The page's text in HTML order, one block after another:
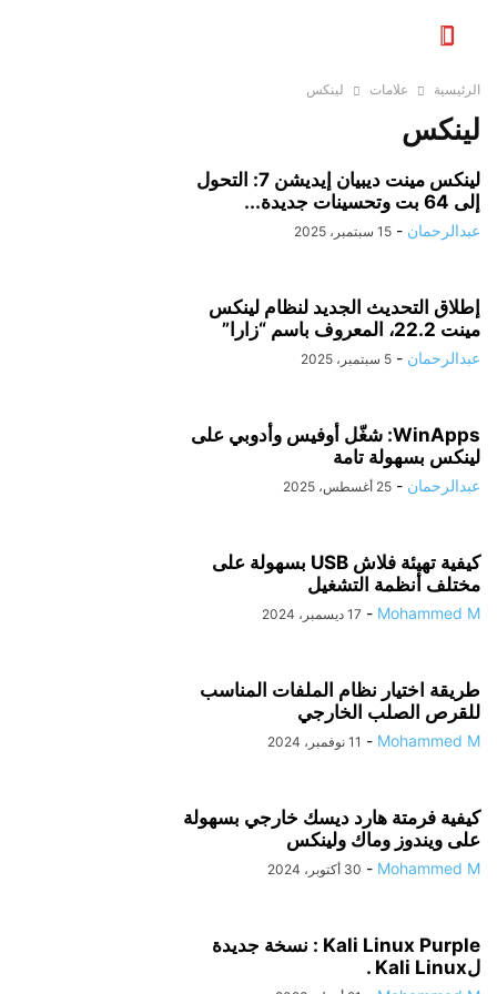
الرئيسية علامات لينكس
لينكس
لينكس مينت ديبيان إيديشن 7: التحول
إلى 64 بت وتحسينات جديدة...
عبدالرحمان - 15 سبتمبر، 2025
إطلاق التحديث الجديد لنظام لينكس
مينت 22.2، المعروف باسم “زارا”
عبدالرحمان - 5 سبتمبر، 2025
WinApps: شغّل أوفيس وأدوبي على
لينكس بسهولة تامة
عبدالرحمان - 25 أغسطس، 2025
كيفية تهيئة فلاش USB بسھولة على
مختلف أنظمة التشغیل
Mohammed M
- 17 ديسمبر، 2024
طريقة اختيار نظام الملفات المناسب
للقرص الصلب الخارجي
Mohammed M
- 11 نوفمبر، 2024
كيفية فرمتة هارد ديسك خارجي بسهولة
على ويندوز وماك ولينكس
Mohammed M
- 30 أكتوبر، 2024
Kali Linux Purple : نسخة جديدة
لKali Linux .